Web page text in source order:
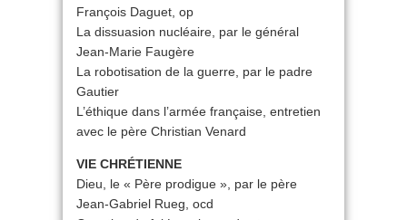
François Daguet, op
La dissuasion nucléaire, par le général
Jean-Marie Faugère
La robotisation de la guerre, par le padre
Gautier
L’éthique dans l’armée française, entretien
avec le père Christian Venard
VIE CHRÉTIENNE
Dieu, le « Père prodigue », par le père
Jean-Gabriel Rueg, ocd